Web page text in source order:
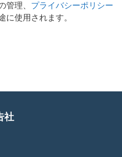
管理、 プライバシーポリシー
に使用されます。
社